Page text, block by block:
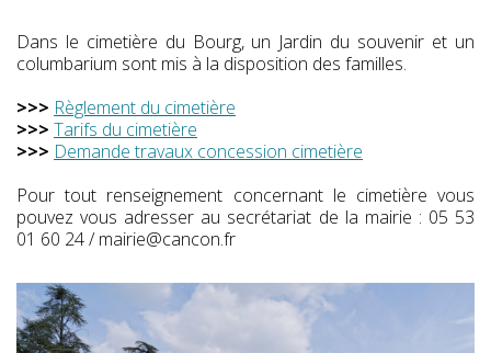
Dans le cimetière du Bourg, un Jardin du souvenir et un
columbarium sont mis à la disposition des familles.
>>> Règlement du cimetière
>>> Tarifs du cimetière
>>> Demande travaux concession cimetière
Pour tout renseignement concernant le cimetière vous
pouvez vous adresser au secrétariat de la mairie : 05 53
01 60 24 / mairie@cancon.fr